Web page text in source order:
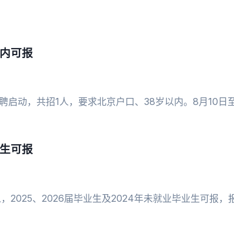
可报
动，共招1人，要求北京户口、38岁以内。8月10日
可报
2025、2026届毕业生及2024年未就业毕业生可报，